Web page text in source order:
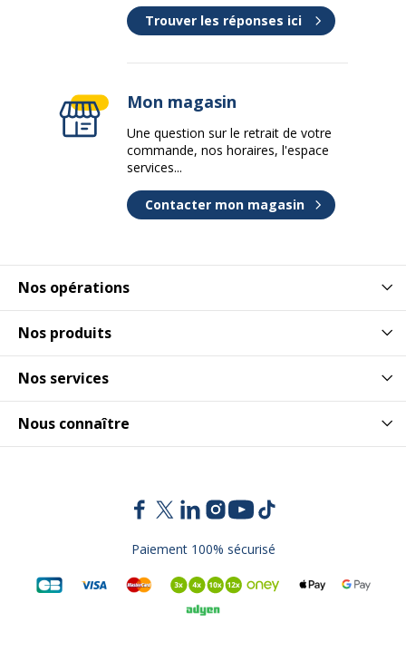
Nos opérations
Nos produits
Nos services
Nous connaître
Trouver les réponses ici
Mon magasin
Une question sur le retrait de votre
commande, nos horaires, l'espace
services...
Contacter mon magasin
Paiement 100% sécurisé